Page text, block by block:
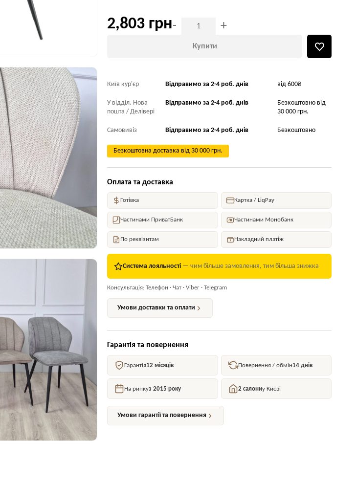
2,803 грн- +
Купити
Київ кур'єр Відправимо за 2-4 роб. днів від 600₴
У відділ. Нова
пошта / Делівері
Відправимо за 2-4 роб. днів
Безкоштовно від
30 000 грн.
Самовивіз Відправимо за 2-4 роб. днів Безкоштовно
Безкоштовна доставка від 30 000 грн.
Оплата та доставка
Готівка Картка / LiqPay
Частинами ПриватБанк Частинами Монобанк
По реквізитам Накладний платіж
Система лояльності — чим більше замовлення, тим більша знижка
Консультація: Телефон · Чат · Viber · Telegram
Умови доставки та оплати
Гарантія та повернення
Гарантія12 місяців Повернення / обмін14 днів
На ринкуз 2015 року 2 салониу Києві
Умови гарантії та повернення